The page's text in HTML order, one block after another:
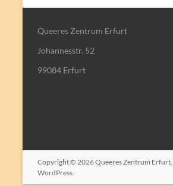
Queeres Zentrum Erfurt
Johannesstr. 52
99084 Erfurt
Copyright © 2026Queeres Zentrum Erfurt
WordPress